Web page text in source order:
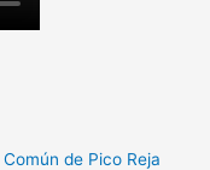
de Pico Reja